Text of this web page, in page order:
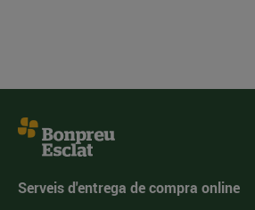
Serveis d'entrega de compra online